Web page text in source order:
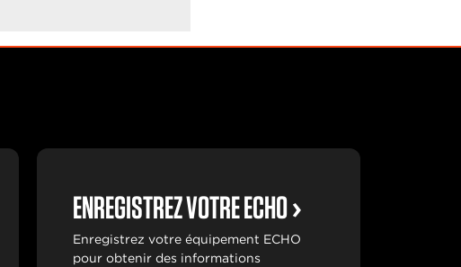
ENREGISTREZ VOTRE ECHO
Enregistrez votre équipement ECHO
pour obtenir des informations